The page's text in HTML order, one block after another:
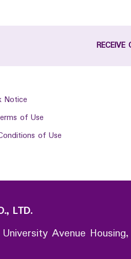
Notice
of Use
of Use
LTD.
Avenue